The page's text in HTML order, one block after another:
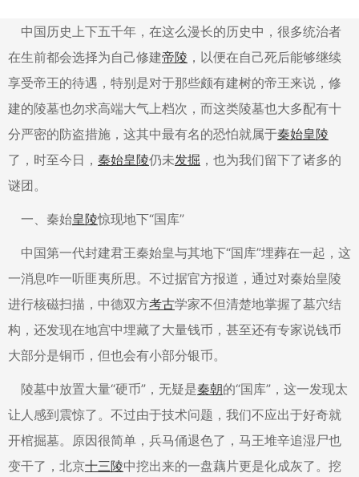
中国历史上下五千年，在这么漫长的历史中，很多统治者
在生前都会选择为自己修建帝陵 ，以便在自己死后能够继续
享受帝王的待遇，特别是对于那些颇有建树的帝王来说，修
建的陵墓也勿求高端大气上档次，而这类陵墓也大多配有十
分严密的防盗措施，这其中最有名的恐怕就属于秦始皇陵
了，时至今日， 秦始皇陵仍未发掘 ，也为我们留下了诸多的
谜团。
一、秦始皇陵惊现地下“国库”
中国第一代封建君王秦始皇与其地下“国库”埋葬在一起，这
一消息咋一听匪夷所思。不过据官方报道，通过对秦始皇陵
进行核磁扫描，中德双方考古学家不但清楚地掌握了墓穴结
构，还发现在地宫中埋藏了大量钱币，甚至还有专家说钱币
大部分是铜币，但也会有小部分银币。
陵墓中放置大量“硬币”，无疑是秦朝的“国库”，这一发现太
让人感到震惊了。不过由于技术问题，我们不应出于好奇就
开棺掘墓。原因很简单，兵马俑退色了，马王堆辛追湿尸也
变干了，北京十三陵中挖出来的一盘藕片更是化成灰了。挖